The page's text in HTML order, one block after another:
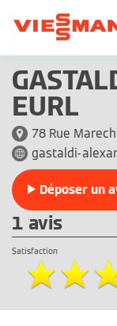
EURL
78 Rue
gastaldi-
Déposer un
1 avis
Satisfaction